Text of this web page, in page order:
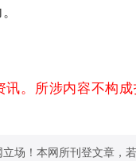
。所涉内容不构
场！本网所刊登文章，